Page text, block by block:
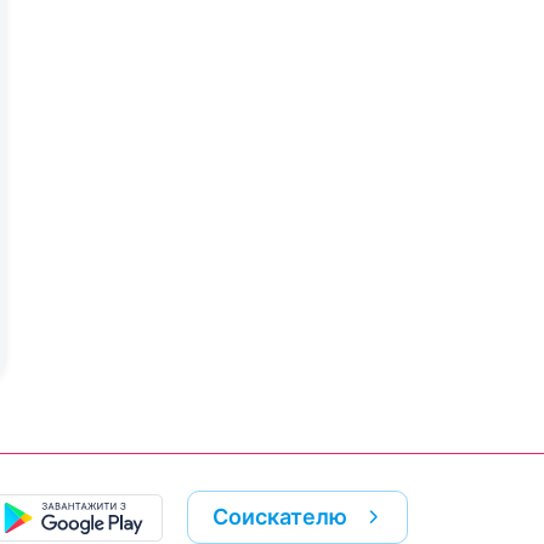
Соискателю